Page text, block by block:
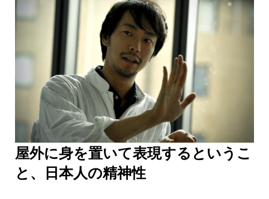
屋外に身を置いて表現するというこ
と、日本人の精神性